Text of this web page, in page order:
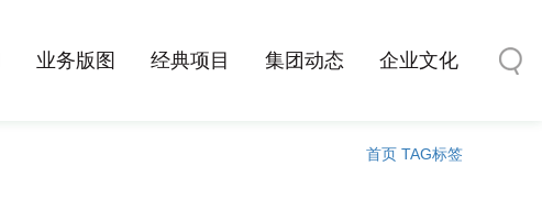
业务版图 经典项目 集团动态 企业文化
首页 TAG标签